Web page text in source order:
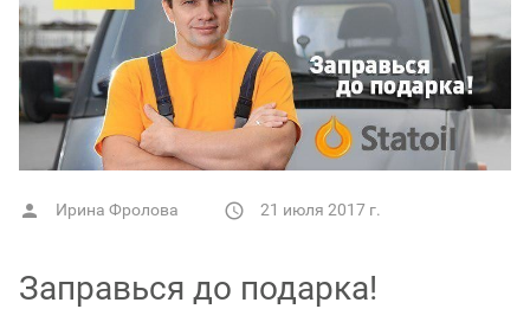
 Ирина Фролова  21 июля 2017 г.
Заправься до подарка!